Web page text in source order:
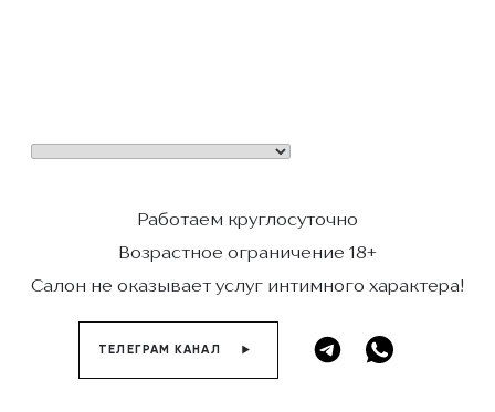
Работаем круглосуточно
Возрастное ограничение 18+
Салон не оказывает услуг интимного характера!
ТЕЛЕГРАМ КАНАЛ